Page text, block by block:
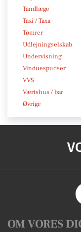
Tandlæge
Taxi / Taxa
Tømrer
Udlejningselskab
Undervisning
Vinduespudser
VVS
Værtshus / bar
Øvrige
OM VORES